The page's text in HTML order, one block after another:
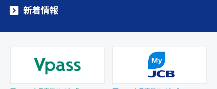
新着情報